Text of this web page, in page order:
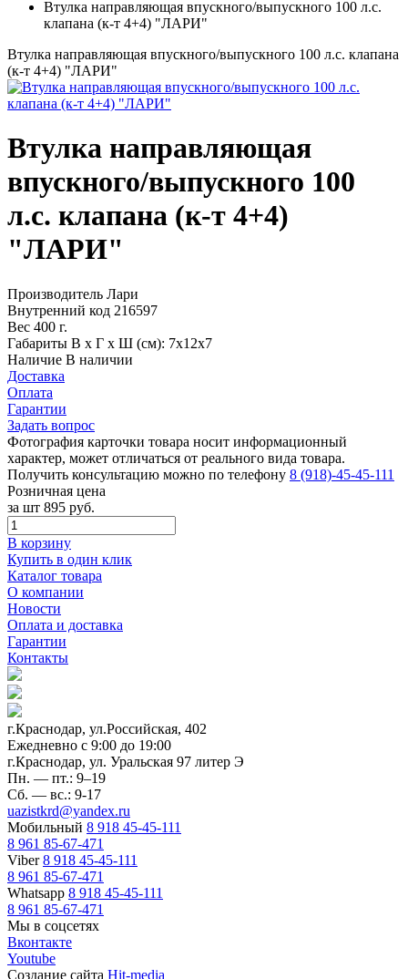
Втулка направляющая впускного/выпускного 100 л.с.
клапана (к-т 4+4) "ЛАРИ"
Втулка направляющая впускного/выпускного 100 л.с. клапана
(к-т 4+4) "ЛАРИ"
Втулка направляющая
впускного/выпускного 100
л.с. клапана (к-т 4+4)
"ЛАРИ"
Производитель Лари
Внутренний код 216597
Вес 400 г.
Габариты В х Г х Ш (см): 7х12х7
Наличие В наличии
Доставка
Оплата
Гарантии
Задать вопрос
Фотография карточки товара носит информационный
характер, может отличаться от реального вида товара.
Получить консультацию можно по телефону 8 (918)-45-45-111
Розничная цена
за шт 895 руб.
В корзину
Купить в один клик
Каталог товара
О компании
Новости
Оплата и доставка
Гарантии
Контакты
г.Краснодар, ул.Российская, 402
Ежедневно c 9:00 до 19:00
г.Краснодар, ул. Уральская 97 литер Э
Пн. — пт.: 9–19
Сб. — вс.: 9-17
uazistkrd@yandex.ru
Мобильный 8 918 45-45-111
8 961 85-67-471
Viber8 918 45-45-111
8 961 85-67-471
Whatsapp 8 918 45-45-111
8 961 85-67-471
Мы в соцсетях
Вконтакте
Youtube
Создание сайта Hit-media